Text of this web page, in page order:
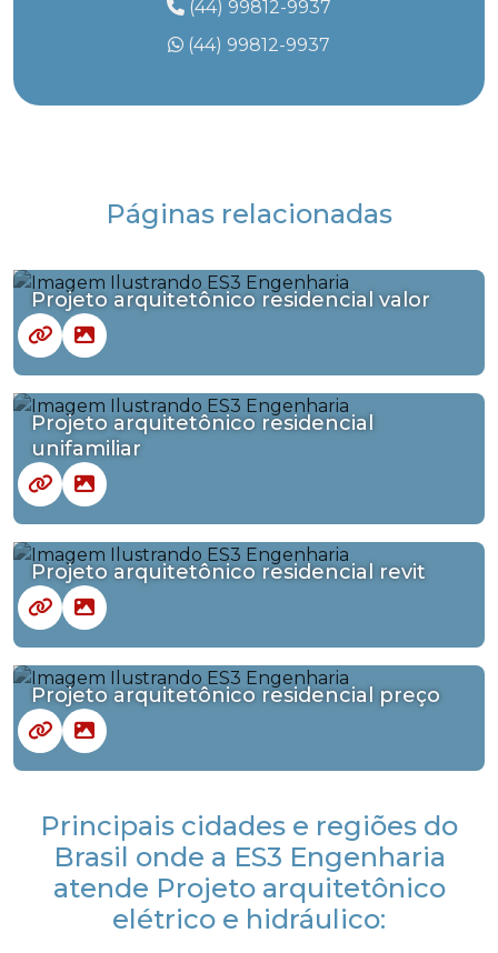
(44) 99812-9937
(44) 99812-9937
Páginas relacionadas
Projeto arquitetônico residencial valor
Projeto arquitetônico residencial
unifamiliar
Projeto arquitetônico residencial revit
Projeto arquitetônico residencial preço
Principais cidades e regiões do
Brasil onde a ES3 Engenharia
atende Projeto arquitetônico
elétrico e hidráulico: